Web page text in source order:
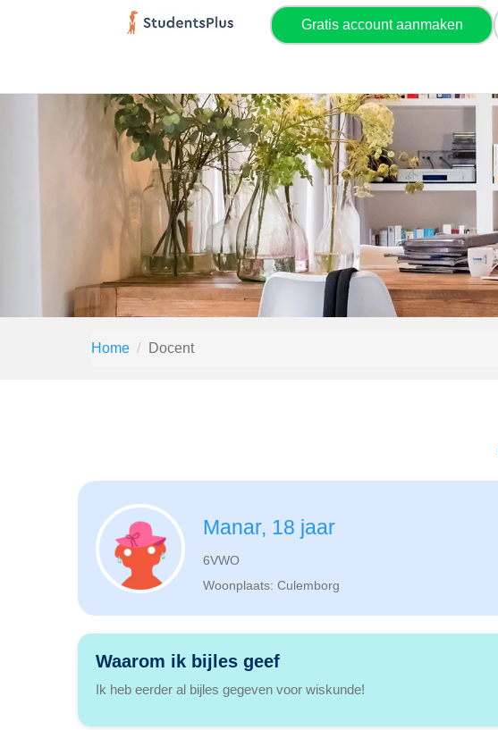
Gratis account aanmaken
Home Docent
Manar, 18 jaar
6VWO
Woonplaats: Culemborg
Waarom ik bijles geef
Ik heb eerder al bijles gegeven voor wiskunde!